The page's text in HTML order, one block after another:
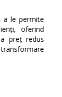
a le permite
oferind
preț redus